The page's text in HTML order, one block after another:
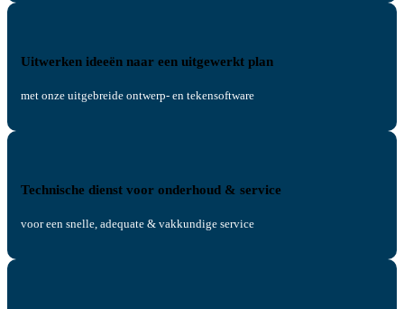
Uitwerken ideeën naar een uitgewerkt plan
met onze uitgebreide ontwerp- en tekensoftware
Technische dienst voor onderhoud & service
voor een snelle, adequate & vakkundige service